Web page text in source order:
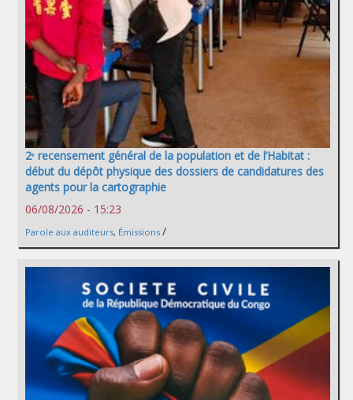
2ᵉ recensement général de la population et de l’Habitat :
début du dépôt physique des dossiers de candidatures des
agents pour la cartographie
06/08/2026 - 15:23
Parole aux auditeurs, Émissions /